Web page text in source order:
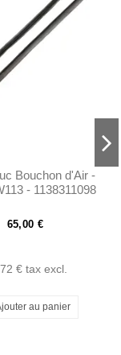
Bouchon d'Air -
- 1138311098
65,00 €
€ tax excl.
au panier